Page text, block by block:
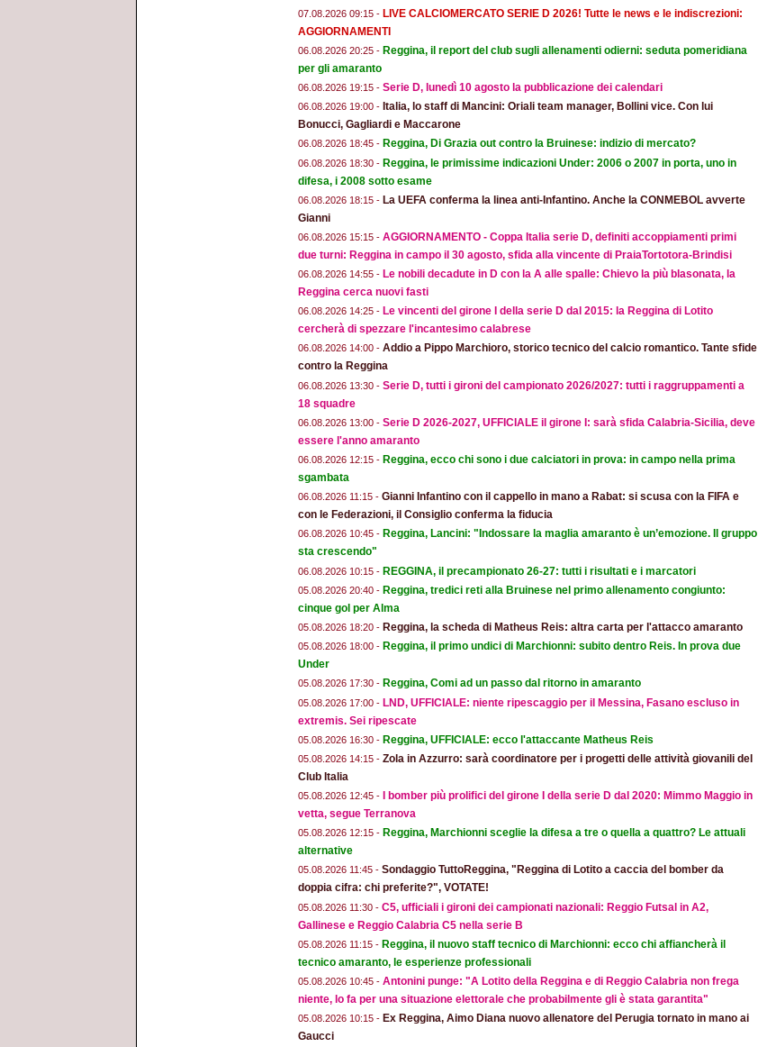
07.08.2026 09:15 - LIVE CALCIOMERCATO SERIE D 2026! Tutte le news e le indiscrezioni:
AGGIORNAMENTI
06.08.2026 20:25 - Reggina, il report del club sugli allenamenti odierni: seduta pomeridiana
per gli amaranto
06.08.2026 19:15 - Serie D, lunedì 10 agosto la pubblicazione dei calendari
06.08.2026 19:00 - Italia, lo staff di Mancini: Oriali team manager, Bollini vice. Con lui
Bonucci, Gagliardi e Maccarone
06.08.2026 18:45 - Reggina, Di Grazia out contro la Bruinese: indizio di mercato?
06.08.2026 18:30 - Reggina, le primissime indicazioni Under: 2006 o 2007 in porta, uno in
difesa, i 2008 sotto esame
06.08.2026 18:15 - La UEFA conferma la linea anti-Infantino. Anche la CONMEBOL avverte
Gianni
06.08.2026 15:15 - AGGIORNAMENTO - Coppa Italia serie D, definiti accoppiamenti primi
due turni: Reggina in campo il 30 agosto, sfida alla vincente di PraiaTortotora-Brindisi
06.08.2026 14:55 - Le nobili decadute in D con la A alle spalle: Chievo la più blasonata, la
Reggina cerca nuovi fasti
06.08.2026 14:25 - Le vincenti del girone I della serie D dal 2015: la Reggina di Lotito
cercherà di spezzare l'incantesimo calabrese
06.08.2026 14:00 - Addio a Pippo Marchioro, storico tecnico del calcio romantico. Tante sfide
contro la Reggina
06.08.2026 13:30 - Serie D, tutti i gironi del campionato 2026/2027: tutti i raggruppamenti a
18 squadre
06.08.2026 13:00 - Serie D 2026-2027, UFFICIALE il girone I: sarà sfida Calabria-Sicilia, deve
essere l'anno amaranto
06.08.2026 12:15 - Reggina, ecco chi sono i due calciatori in prova: in campo nella prima
sgambata
06.08.2026 11:15 - Gianni Infantino con il cappello in mano a Rabat: si scusa con la FIFA e
con le Federazioni, il Consiglio conferma la fiducia
06.08.2026 10:45 - Reggina, Lancini: "Indossare la maglia amaranto è un’emozione. Il gruppo
sta crescendo"
06.08.2026 10:15 - REGGINA, il precampionato 26-27: tutti i risultati e i marcatori
05.08.2026 20:40 - Reggina, tredici reti alla Bruinese nel primo allenamento congiunto:
cinque gol per Alma
05.08.2026 18:20 - Reggina, la scheda di Matheus Reis: altra carta per l'attacco amaranto
05.08.2026 18:00 - Reggina, il primo undici di Marchionni: subito dentro Reis. In prova due
Under
05.08.2026 17:30 - Reggina, Comi ad un passo dal ritorno in amaranto
05.08.2026 17:00 - LND, UFFICIALE: niente ripescaggio per il Messina, Fasano escluso in
extremis. Sei ripescate
05.08.2026 16:30 - Reggina, UFFICIALE: ecco l'attaccante Matheus Reis
05.08.2026 14:15 - Zola in Azzurro: sarà coordinatore per i progetti delle attività giovanili del
Club Italia
05.08.2026 12:45 -
I bomber più prolifici del girone I della serie D dal 2020: Mimmo Maggio in
vetta, segue Terranova
05.08.2026 12:15 - Reggina, Marchionni sceglie la difesa a tre o quella a quattro? Le attuali
alternative
05.08.2026 11:45 - Sondaggio TuttoReggina, "Reggina di Lotito a caccia del bomber da
doppia cifra: chi preferite?", VOTATE!
05.08.2026 11:30 - C5, ufficiali i gironi dei campionati nazionali: Reggio Futsal in A2,
Gallinese e Reggio Calabria C5 nella serie B
05.08.2026 11:15 - Reggina, il nuovo staff tecnico di Marchionni: ecco chi affiancherà il
tecnico amaranto, le esperienze professionali
05.08.2026 10:45 - Antonini punge: "A Lotito della Reggina e di Reggio Calabria non frega
niente, lo fa per una situazione elettorale che probabilmente gli è stata garantita"
05.08.2026 10:15 - Ex Reggina, Aimo Diana nuovo allenatore del Perugia tornato in mano ai
Gaucci